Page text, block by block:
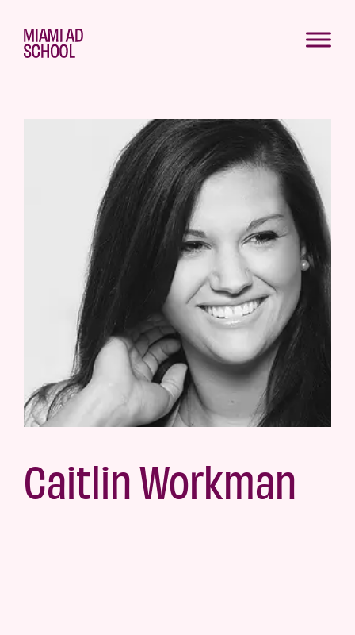
Caitlin Workman